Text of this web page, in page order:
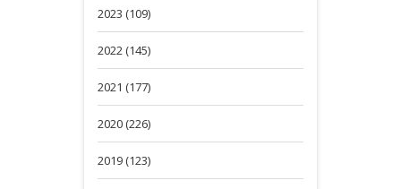
2023 (109)
2022 (145)
2021 (177)
2020 (226)
2019 (123)